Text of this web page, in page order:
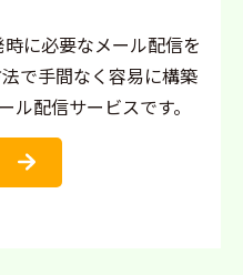
に必要なメール配信を
で手間なく容易に構築
ル配信サービスです。